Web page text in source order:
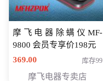
摩飞电器除螨仪MF-
9800 会员专享价198元
369.00
库存99
摩飞电器专卖店